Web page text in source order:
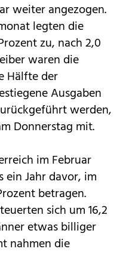
weiter angezogen.
legten die
zu, nach 2,0
waren die
Hälfte der
Ausgaben
werden,
Donnerstag mit.
im Februar
ein Jahr davor, im
betragen.
sich um 16,2
etwas billiger
nahmen die